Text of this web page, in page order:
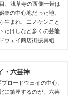
、浅草寺の西側一帯は
楽の中心地だった地。
生まれ、エノケンこと
たけしなど多くの芸能
ウェイ商店街振興組
・六芸神
ロードウェイの中心、
に鎮座するのが、六芸